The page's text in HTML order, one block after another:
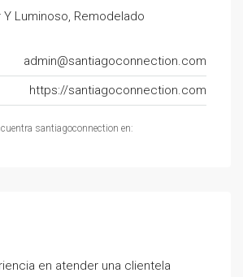
admin@santiagoconnection.com
https://santiagoconnection.com
santiagoconnection en:
en atender una clientela